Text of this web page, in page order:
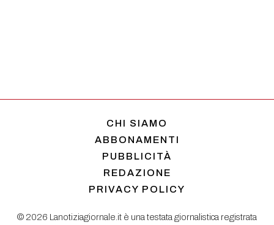
CHI SIAMO
ABBONAMENTI
PUBBLICITÀ
REDAZIONE
PRIVACY POLICY
© 2026 Lanotiziagiornale.it è una testata giornalistica registrata